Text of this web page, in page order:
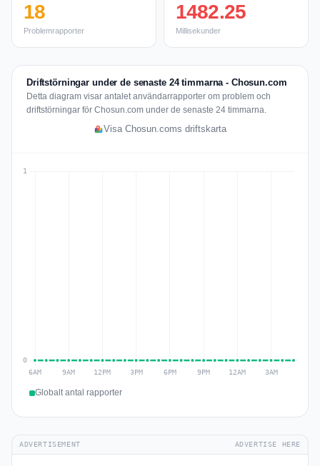
18
Problemrapporter
1482.25
Millisekunder
Driftstörningar under de senaste 24 timmarna - Chosun.com
Detta diagram visar antalet användarrapporter om problem och
driftstörningar för Chosun.com under de senaste 24 timmarna.
Visa Chosun.coms driftskarta
Globalt antal rapporter
ADVERTISEMENT ADVERTISE HERE